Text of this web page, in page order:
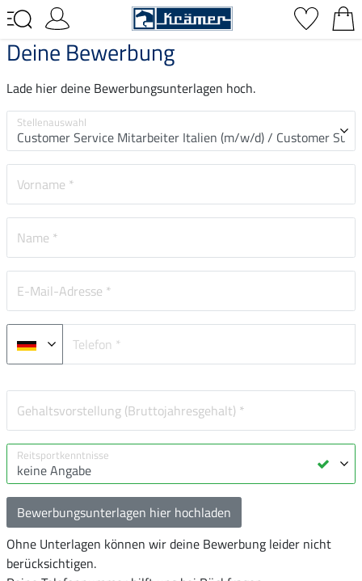
Deine Bewerbung
Lade hier deine Bewerbungsunterlagen hoch.
Bewerbungsunterlagen hier hochladen
Ohne Unterlagen können wir deine Bewerbung leider nicht
berücksichtigen.